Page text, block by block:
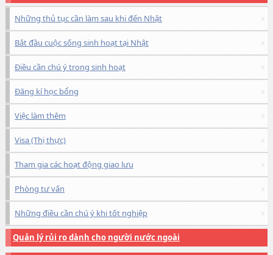
Những thủ tục cần làm sau khi đến Nhật
Bắt đầu cuộc sống sinh hoạt tại Nhật
Điều cần chú ý trong sinh hoạt
Đăng kí học bổng
Việc làm thêm
Visa (Thị thực)
Tham gia các hoạt động giao lưu
Phòng tư vấn
Những điều cần chú ý khi tốt nghiệp
Quản lý rủi ro dành cho người nước ngoài